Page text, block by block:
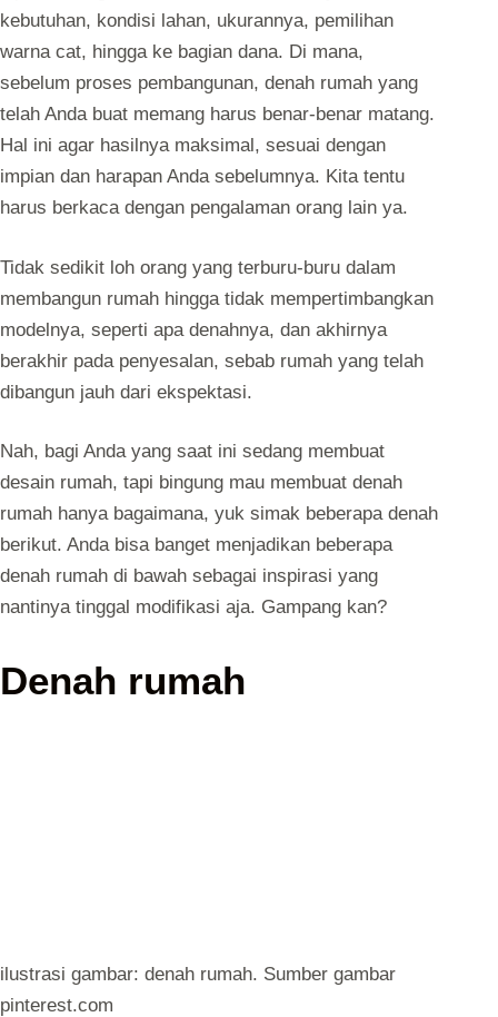
kebutuhan, kondisi lahan, ukurannya, pemilihan
warna cat, hingga ke bagian dana. Di mana,
sebelum proses pembangunan, denah rumah yang
telah Anda buat memang harus benar-benar matang.
Hal ini agar hasilnya maksimal, sesuai dengan
impian dan harapan Anda sebelumnya. Kita tentu
harus berkaca dengan pengalaman orang lain ya.
Tidak sedikit loh orang yang terburu-buru dalam
membangun rumah hingga tidak mempertimbangkan
modelnya, seperti apa denahnya, dan akhirnya
berakhir pada penyesalan, sebab rumah yang telah
dibangun jauh dari ekspektasi.
Nah, bagi Anda yang saat ini sedang membuat
desain rumah, tapi bingung mau membuat denah
rumah hanya bagaimana, yuk simak beberapa denah
berikut. Anda bisa banget menjadikan beberapa
denah rumah di bawah sebagai inspirasi yang
nantinya tinggal modifikasi aja. Gampang kan?
Denah rumah
ilustrasi gambar: denah rumah. Sumber gambar
pinterest.com